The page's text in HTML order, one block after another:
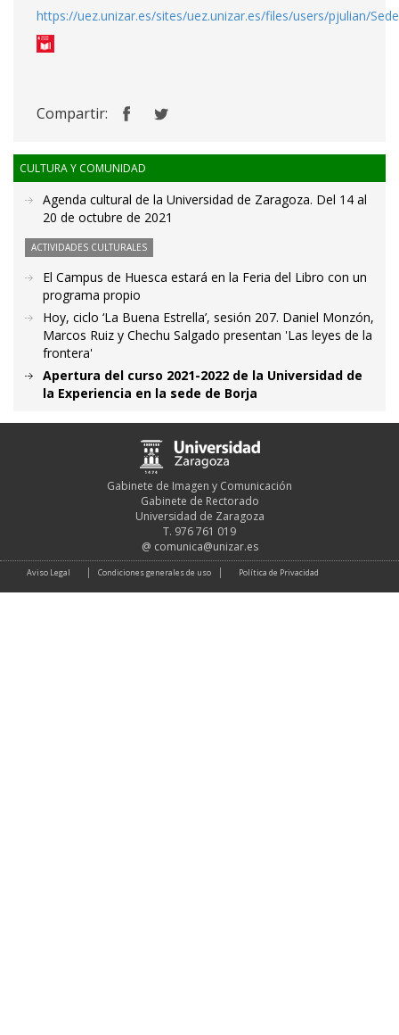
https://uez.unizar.es/sites/uez.unizar.es/files/users/pjulian/
Compartir:
CULTURA Y COMUNIDAD
Agenda cultural de la Universidad de Zaragoza. Del 14 al
20 de octubre de 2021
ACTIVIDADES CULTURALES
El Campus de Huesca estará en la Feria del Libro con un
programa propio
Hoy, ciclo ‘La Buena Estrella’, sesión 207. Daniel Monzón,
Marcos Ruiz y Chechu Salgado presentan 'Las leyes de la
frontera'
Apertura del curso 2021-2022 de la Universidad de
la Experiencia en la sede de Borja
Gabinete de Imagen y Comunicación
Gabinete de Rectorado
Universidad de Zaragoza
T. 976 761 019
@ comunica@unizar.es
Aviso Legal Condiciones generales de uso Política de Privacidad